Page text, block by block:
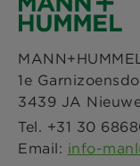
Nieuws & Pers
Locaties
Impressum
Juridische
Instagram
LinkedIn
YouTube
1e
3439 JA
Tel. +31 30
Email: info-